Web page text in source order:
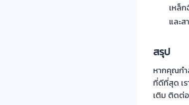
เหล็
และส
สรุป
หากคุณกำ
ที่ดีที่สุด เ
เติม ติดต่อ